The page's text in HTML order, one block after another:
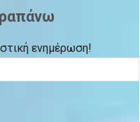
ενημέρωση!